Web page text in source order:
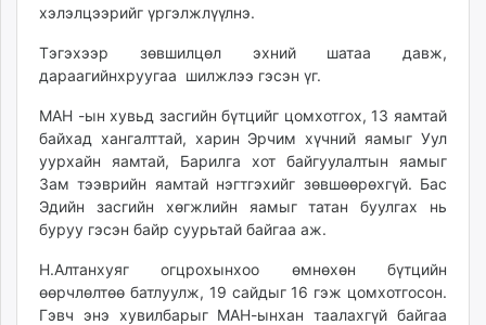
mminfo.mn
asu.mn
shudarga.mn
shuurhai.mn
unuudur.mn
isee.mn
itoim.mn
хэлэлцээрийг үргэлжлүүлнэ.
Тэгэхээр зөвшилцөл эхний шатаа давж,
дараагийнхруугаа шилжлээ гэсэн үг.
МАН -ын хувьд засгийн бүтцийг цомхотгох, 13 яамтай
байхад хангалттай, харин Эрчим хүчний яамыг Уул
уурхайн яамтай, Барилга хот байгуулалтын яамыг
Зам тээврийн яамтай нэгтгэхийг зөвшөөрөхгүй. Бас
Эдийн засгийн хөгжлийн яамыг татан буулгах нь
буруу гэсэн байр суурьтай байгаа аж.
Н.Алтанхуяг огцрохынхоо өмнөхөн бүтцийн
өөрчлөлтөө батлуулж, 19 сайдыг 16 гэж цомхотгосон.
Гэвч энэ хувилбарыг МАН-ынхан таалахгүй байгаа